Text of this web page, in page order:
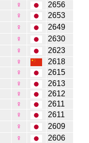
♀
2656
♀
2653
♀
2649
♀
2630
♀
2623
♀
2618
♀
2615
♀
2613
♀
2612
♀
2611
♀
2611
♀
2609
♀
2606